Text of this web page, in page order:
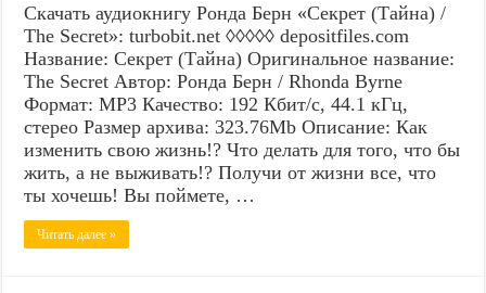
Скачать аудиокнигу Ронда Берн «Секрет (Тайна) /
The Secret»: turbobit.net ◊◊◊◊◊ depositfiles.com
Название: Секрет (Тайна) Оригинальное название:
The Secret Автор: Ронда Берн / Rhonda Byrne
Формат: MP3 Качество: 192 Кбит/с, 44.1 кГц,
стерео Размер архива: 323.76Mb Описание: Как
изменить свою жизнь!? Что делать для того, что бы
жить, а не выживать!? Получи от жизни все, что
ты хочешь! Вы поймете, …
Читать далее »